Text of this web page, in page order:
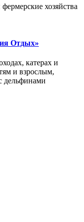
хозяйства
Отдых»
катерах и
и взрослым,
дельфинами